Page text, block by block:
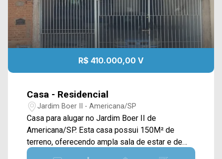
R$ 410.000,00 V
Casa - Residencial
Jardim Boer II - Americana/SP
Casa para alugar no Jardim Boer II de
Americana/SP. Esta casa possui 150M² de
terreno, oferecendo ampla sala de estar e de
jantar integradas, cozinha com armários e área